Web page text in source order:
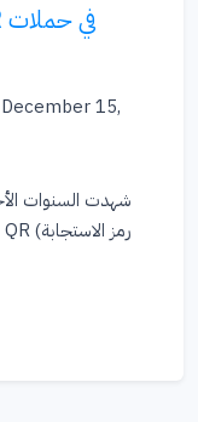
December 15,